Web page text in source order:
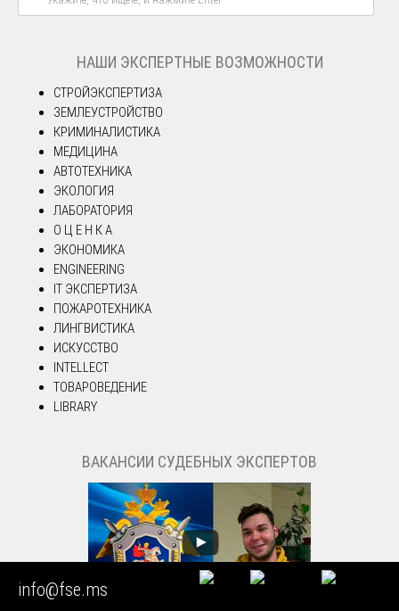
НАШИ ЭКСПЕРТНЫЕ ВОЗМОЖНОСТИ
СТРОЙЭКСПЕРТИЗА
ЗЕМЛЕУСТРОЙСТВО
КРИМИНАЛИСТИКА
МЕДИЦИНА
АВТОТЕХНИКА
ЭКОЛОГИЯ
ЛАБОРАТОРИЯ
О Ц Е Н К А
ЭКОНОМИКА
ENGINEERING
IT ЭКСПЕРТИЗА
ПОЖАРОТЕХНИКА
ЛИНГВИСТИКА
ИСКУССТВО
INTELLECT
ТОВАРОВЕДЕНИЕ
LIBRARY
ВАКАНСИИ СУДЕБНЫХ ЭКСПЕРТОВ
info@fse.ms